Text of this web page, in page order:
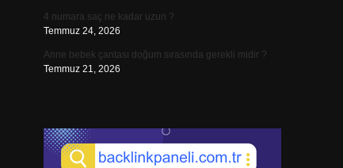
4 numara saç ne kadar uzun ?
Temmuz 24, 2026
Anne bebek çantası doğum sırasında gerekli midir ?
Temmuz 21, 2026